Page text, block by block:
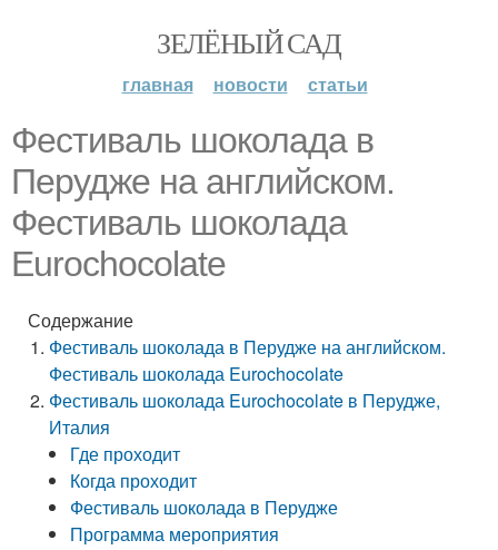
ЗЕЛЁНЫЙ САД
главная новости статьи
Фестиваль шоколада в
Перудже на английском.
Фестиваль шоколада
Eurochocolate
Содержание
Фестиваль шоколада в Перудже на английском.
Фестиваль шоколада Eurochocolate
Фестиваль шоколада Eurochocolate в Перудже,
Италия
Где проходит
Когда проходит
Фестиваль шоколада в Перудже
Программа мероприятия